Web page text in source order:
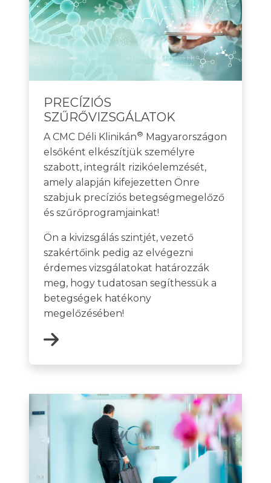
PRECÍZIÓS
SZŰRŐVIZSGÁLATOK
A CMC Déli Klinikán® Magyarországon
elsőként elkészítjük személyre
szabott, integrált rizikóelemzését,
amely alapján kifejezetten Önre
szabjuk precíziós betegségmegelőző
és szűrőprogramjainkat!
Ön a kivizsgálás szintjét, vezető
szakértőink pedig az elvégezni
érdemes vizsgálatokat határozzák
meg, hogy tudatosan segíthessük a
betegségek hatékony
megelőzésében!